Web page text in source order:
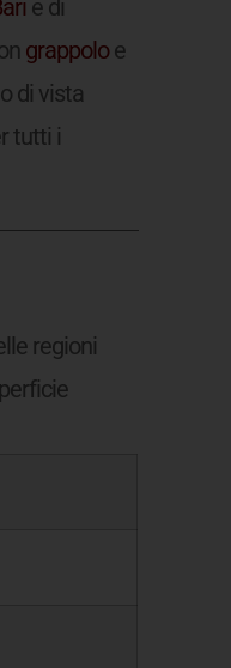
e di
grappoloe
di vista
tutti i
regioni